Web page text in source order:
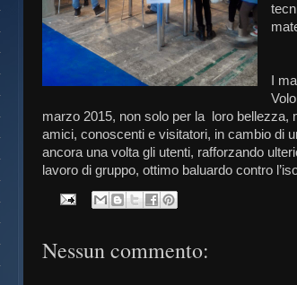
I
marzo 2015, non solo per la loro bellezza,
amici, conoscenti e visitatori, in cambio di
ancora una volta gli utenti, rafforzando
lavoro di gruppo, ottimo baluardo contro
Nessun commento: